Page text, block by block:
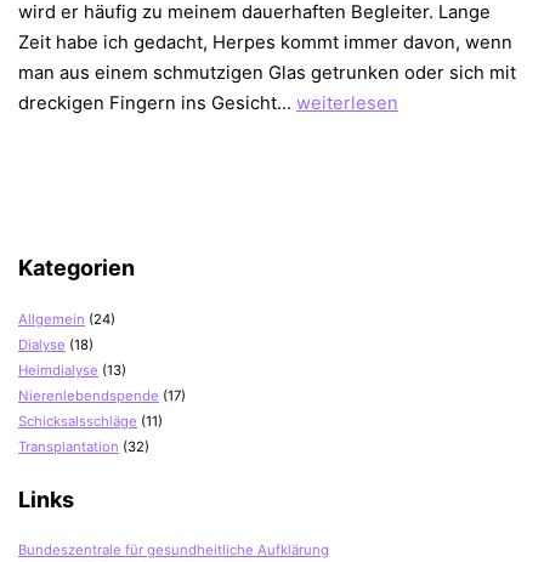
wird er häufig zu meinem dauerhaften Begleiter. Lange
Zeit habe ich gedacht, Herpes kommt immer davon, wenn
man aus einem schmutzigen Glas getrunken oder sich mit
dreckigen Fingern ins Gesicht… Herpes
weiterlesen
Kategorien
Allgemein (24)
Dialyse (18)
Heimdialyse (13)
Nierenlebendspende (17)
Schicksalsschläge (11)
Transplantation (32)
Links
Bundeszentrale für gesundheitliche Aufklärung